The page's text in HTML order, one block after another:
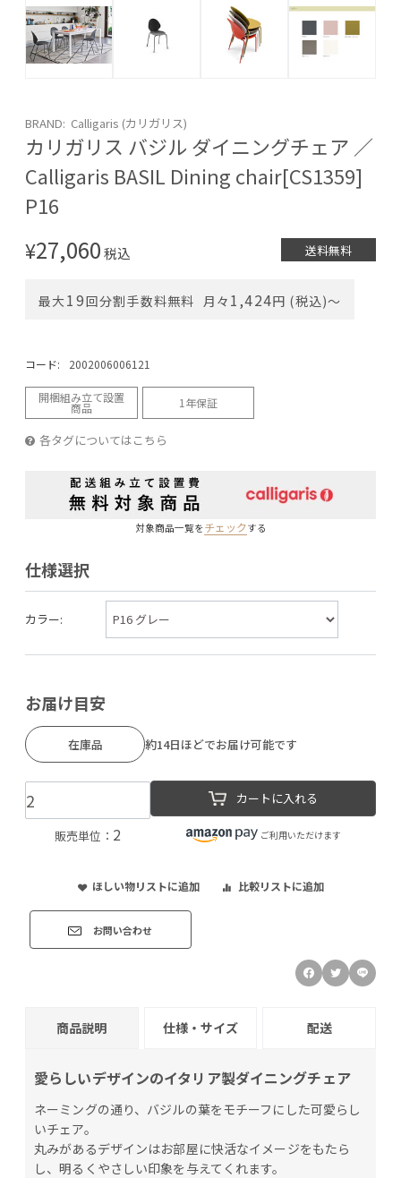
BRAND: Calligaris (カリガリス)
カリガリス バジル ダイニングチェア ／
Calligaris BASIL Dining chair[CS1359]
P16
¥27,060税込 送料無料
最大19回分割手数料無料 月々 1,424円 (税込)〜
コード: 2002006006121
開梱組み立て設置
商品 1年保証
各タグについてはこちら
対象商品一覧をチェックする
仕様選択
カラー:
お届け目安
在庫品 約14日ほどでお届け可能です
販売単位： 2
カートに入れる
ご利用いただけます
ほしい物リストに追加 比較リストに追加
お問い合わせ
商品説明 仕様・サイズ 配送
愛らしいデザインのイタリア製ダイニングチェア
ネーミングの通り、バジルの葉をモチーフにした可愛らし
いチェア。
丸みがあるデザインはお部屋に快活なイメージをもたら
し、明るくやさしい印象を与えてくれます。